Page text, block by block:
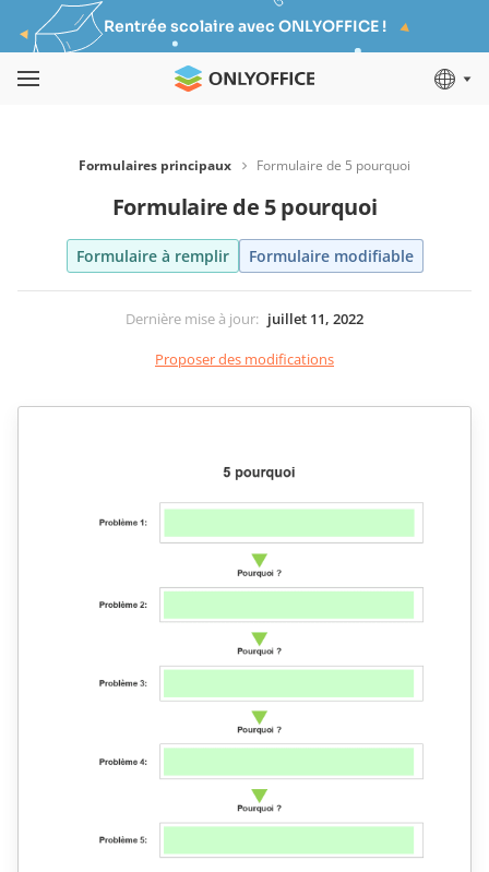
Rentrée scolaire avec ONLYOFFICE !
Formulaires principaux Formulaire de 5 pourquoi
Formulaire de 5 pourquoi
Formulaire à remplir Formulaire modifiable
Dernière mise à jour: juillet 11, 2022
Proposer des modifications